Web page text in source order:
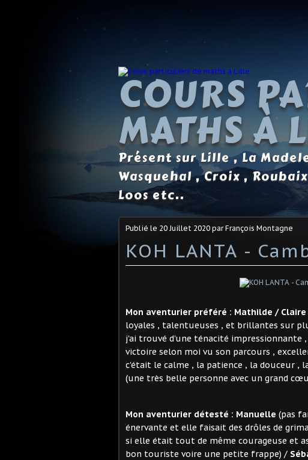
COURS
MATHS À
Présent sur Lille , La
Wasquehal , Croix ,
Loos etc..
Publié le 20 Juillet 2020 par François Montagne
KOH LANTA -
Mon aventurier préféré : Mathilde / Claire
loyales , talentueuses , et brillantes sur
j'ai trouvé d'une ténacité
victoire selon moi vu son parcours ,
c'était le calme , la patience , la douceur ,
(une très belle personne avec un grand
Mon aventurier détesté : Manuelle (pas
énervante et elle faisait des drôles de
si elle était tout de même courageuse et
bon touriste voire une petite frappe) /